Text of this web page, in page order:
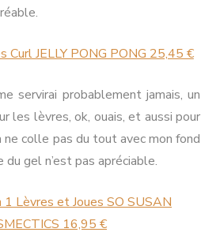
Curl JELLY PONG PONG 25,45 €
servirai probablement jamais, un
les lèvres, ok, ouais, et aussi pour
ne colle pas du tout avec mon fond
gel n’est pas apréciable.
Lèvres et Joues SO SUSAN
16,95 €